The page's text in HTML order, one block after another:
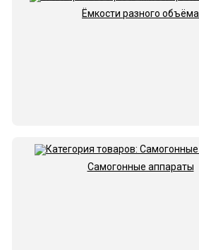
Ёмкости разного объёма
Самогонные аппараты